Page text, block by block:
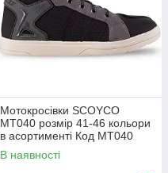
Мотокросівки SCOYCO
MT040 розмір 41-46 кольори
в асортименті Код MT040
В наявності